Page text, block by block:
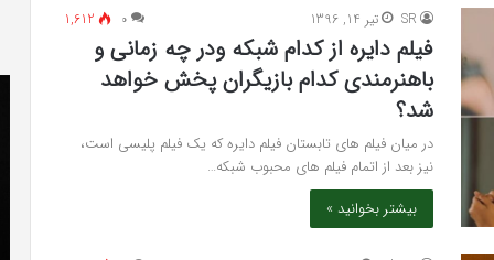
SR تیر 14, 1396 ۰ 1,612
فیلم دایره از کدام شبکه ودر چه زمانی و
باهنرمندی کدام بازیگران پخش خواهد
شد؟
در میان فیلم های تابستان فیلم دایره که یک فیلم پلیسی است،
نیز بعد از اتمام فیلم های محبوب شبکه…
بیشتر بخوانید »
The
Punisher
کننده
»با
اولین
سری